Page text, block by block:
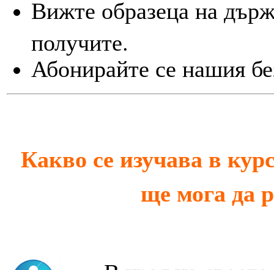
Вижте образеца на
получите.
Абонирайте се нашия
Какво се изучава в
ще мога да